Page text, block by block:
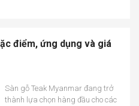
điểm, ứng dụng và giá
Sàn gỗ Teak Myanmar đang trở
thành lựa chọn hàng đầu cho các